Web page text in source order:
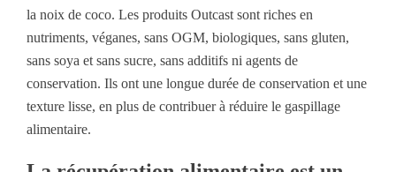
la noix de coco. Les produits Outcast sont riches en
nutriments, véganes, sans OGM, biologiques, sans gluten,
sans soya et sans sucre, sans additifs ni agents de
conservation. Ils ont une longue durée de conservation et une
texture lisse, en plus de contribuer à réduire le gaspillage
alimentaire.